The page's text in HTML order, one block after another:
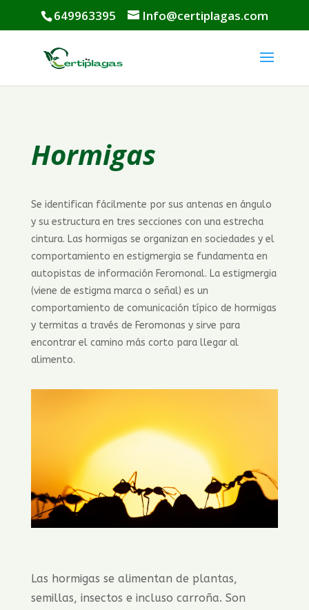
649963395 Info@certiplagas.com
Hormigas
Se identifican fácilmente por sus antenas en ángulo
y su estructura en tres secciones con una estrecha
cintura. Las hormigas se organizan en sociedades y el
comportamiento en estigmergia se fundamenta en
autopistas de información Feromonal. La estigmergia
(viene de estigma marca o señal) es un
comportamiento de comunicación típico de hormigas
y termitas a través de Feromonas y sirve para
encontrar el camino más corto para llegar al
alimento.
Las hormigas se alimentan de plantas,
semillas, insectos e incluso carroña. Son